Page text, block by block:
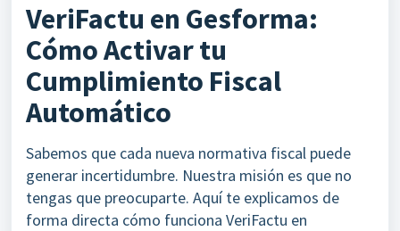
VeriFactu en Gesforma:
Cómo Activar tu
Cumplimiento Fiscal
Automático
Sabemos que cada nueva normativa fiscal puede
generar incertidumbre. Nuestra misión es que no
tengas que preocuparte. Aquí te explicamos de
forma directa cómo funciona VeriFactu en